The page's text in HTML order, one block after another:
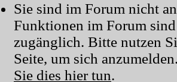
Sie sind im Forum nicht
Funktionen im Forum
zugänglich. Bitte nutzen
Seite, um sich
Sie dies hier tun.